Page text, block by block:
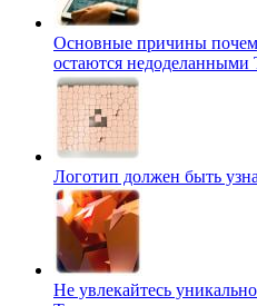
Основные причины
остаются недоделанными
Логотип должен быть
Не увлекайтесь